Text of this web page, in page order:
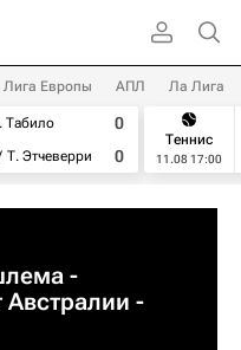
Лига Европы АПЛ Ла Лига
Табило
Т. Этчеверри
0
0
Теннис
11.08 17:00
-
-